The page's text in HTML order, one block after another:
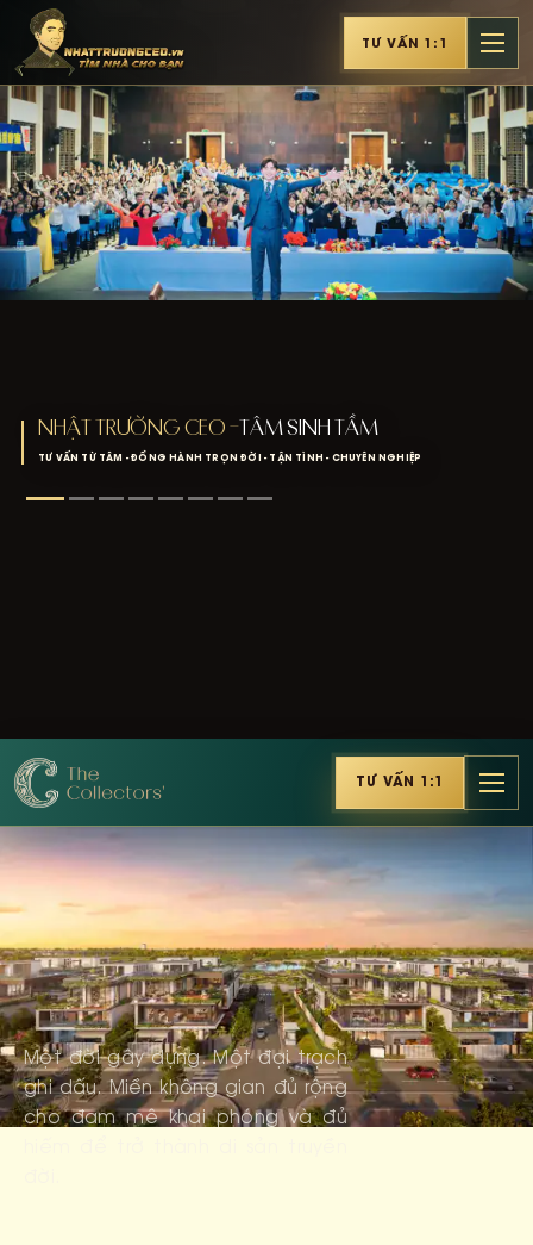
TƯ VẤN 1:1
NHẬT TRƯỜNG CEO — TÂM SINH TẦM
TƯ VẤN TỪ TÂM - ĐỒNG HÀNH TRỌN ĐỜI - TẬN TÌNH - CHUYÊN NGHIỆP
TƯ VẤN 1:1
Một đời gây dựng. Một đại trạch
ghi dấu. Miền không gian đủ rộng
cho đam mê khai phóng và đủ